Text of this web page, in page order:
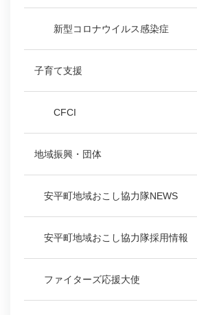
新型コロナウイルス感染症
子育て支援
CFCI
地域振興・団体
安平町地域おこし協力隊NEWS
安平町地域おこし協力隊採用情報
ファイターズ応援大使